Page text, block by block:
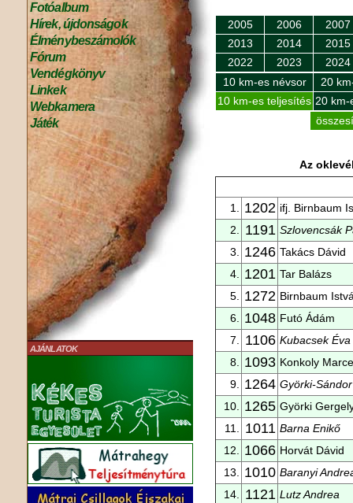
Fotóalbum
Hírek, újdonságok
Élménybeszámolók
Fórum
Vendégkönyv
Linkek
Webkamera
Játék
AJÁNLATOK
2005 2006
2007
2013
2014
2015
2022
2023
2024
10 km-es névsor
20
10 km-es teljesítés 20 km-
Az
1. 1202 ifj. Birnbaum
2.
1191 Szlovencsák
3.
1246 Takács Dávid
4.
1201 Tar Balázs
5.
1272 Birnbaum
6.
1048 Futó Ádám
7.
1106 Kubacsek Éva
8.
1093 Konkoly
9.
1264 Györki-
10.
1265 Györki
11.
1011 Barna Enikő
12.
1066 Horvát Dávid
13.
1010 Baranyi
14.
1121 Lutz Andrea